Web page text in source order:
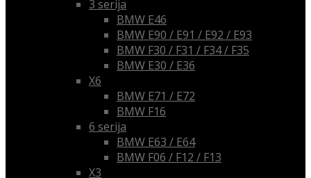
3 serija
BMW E46
BMW E90 / E91 / E92 / E93
BMW F30 / F31 / F34 / F35
BMW E30 / E36
X6
BMW E71 / E72
BMW F16
6 serija
BMW E63 / E64
BMW F06 / F12 / F13
X3